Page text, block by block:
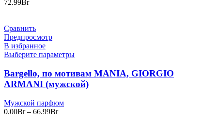
72.99Br
Сравнить
Предпросмотр
В избранное
Выберите параметры
Bargello, по мотивам MANIA, GIORGIO
ARMANI (мужской)
Мужской парфюм
0.00Br – 66.99BrДиапазон